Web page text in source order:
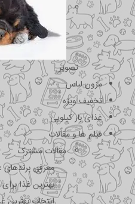
تصویر
مزون لباس
تخفیف ویژه
غذای باز کیلویی
فیلم ها و مقالات
مقالات مشترک
معرفی
بهترین غذا